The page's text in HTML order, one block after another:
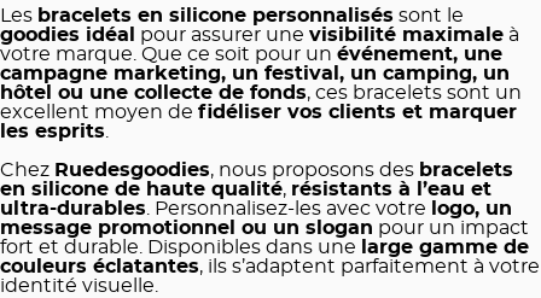
Les bracelets en silicone personnalisés sont le
goodies idéal
pour assurer une visibilité maximale à
votre marque. Que ce soit pour un événement, une
campagne marketing, un festival, un camping, un
hôtel ou une collecte de fonds, ces bracelets sont un
excellent moyen de fidéliser vos clients et marquer
les esprits
Chez Ruedesgoodies, nous proposons des bracelets
en silicone de haute qualité, résistants à l’eau et
ultra-durables . Personnalisez-les avec votre
logo, un
message promotionnel ou un slogan pour un impact
fort et durable. Disponibles dans une
large gamme de
couleurs éclatantes, ils s’adaptent parfaitement à votre
identité visuelle.